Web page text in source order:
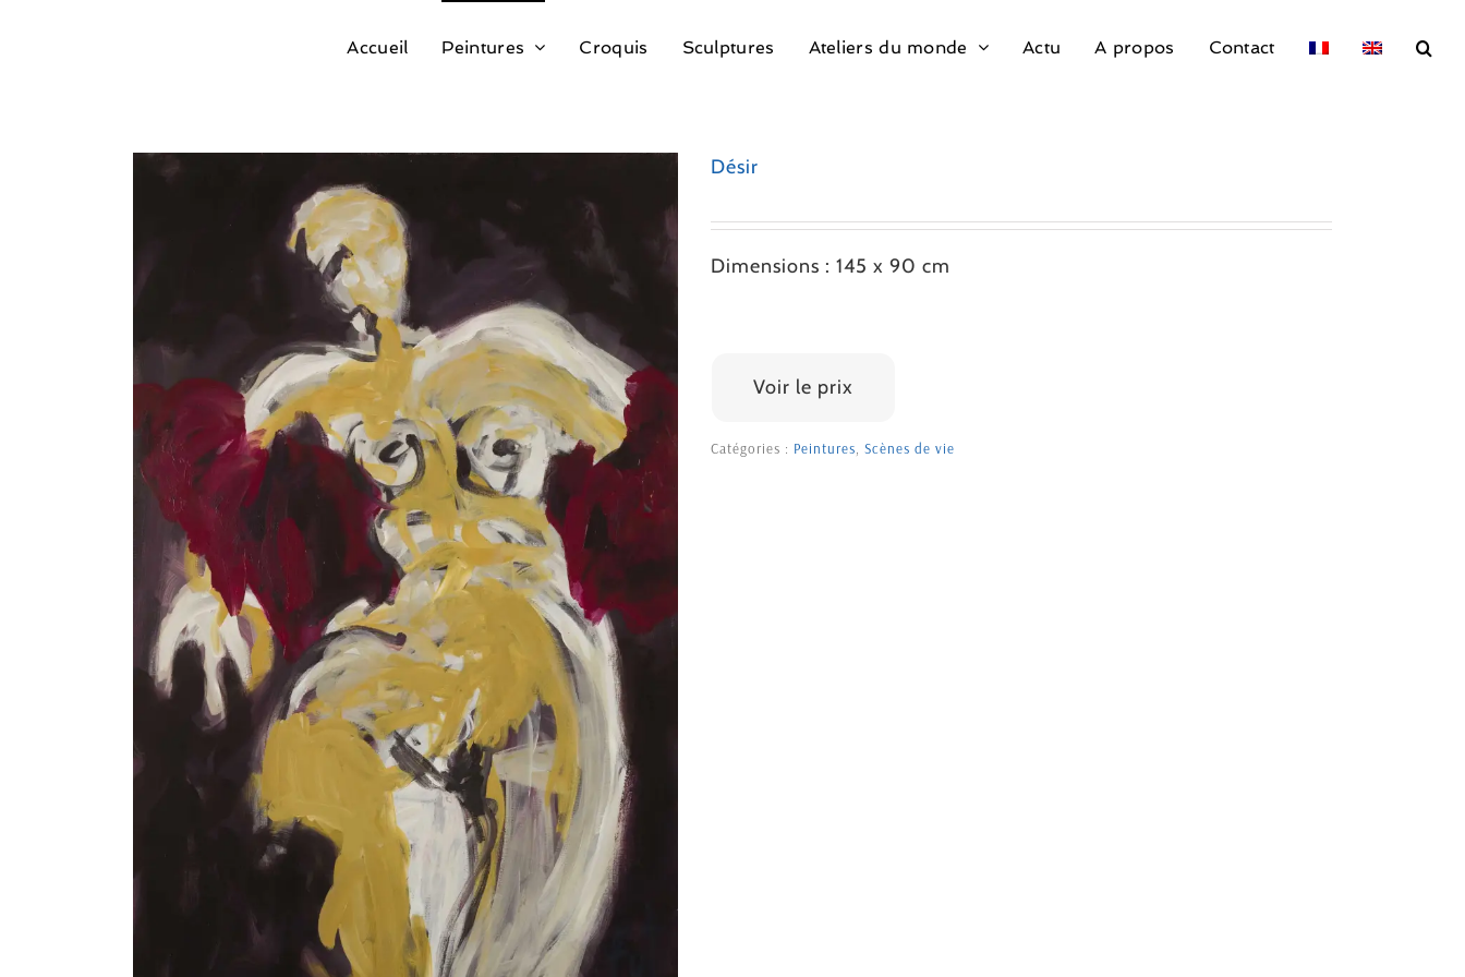
Accueil Peintures Croquis Sculptures Ateliers du monde Actu A propos Contact
Désir
Dimensions : 145 x 90 cm
Voir le prix
2300 €
Catégories : Peintures Scènes de vie